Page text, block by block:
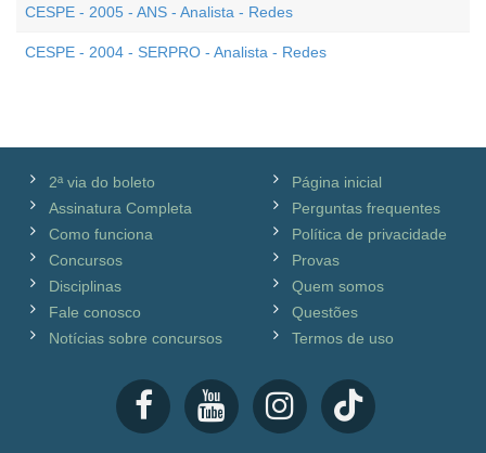
CESPE - 2005 - ANS - Analista - Redes
CESPE - 2004 - SERPRO - Analista - Redes
2ª via do boleto
Assinatura Completa
Como funciona
Concursos
Disciplinas
Fale conosco
Notícias sobre concursos
Página inicial
Perguntas frequentes
Política de privacidade
Provas
Quem somos
Questões
Termos de uso